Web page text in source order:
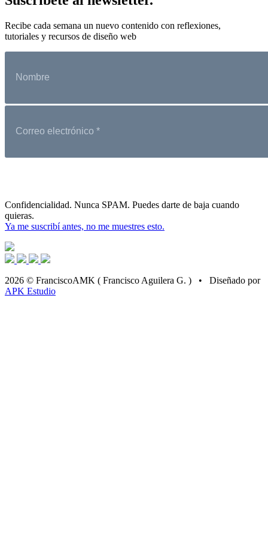
Recibe cada semana un nuevo contenido con reflexiones,
tutoriales y recursos de diseño web
Confidencialidad. Nunca SPAM. Puedes darte de baja cuando
quieras.
Ya me suscribí antes, no me muestres esto.
2026 © FranciscoAMK ( Francisco Aguilera G. ) • Diseñado por
APK Estudio